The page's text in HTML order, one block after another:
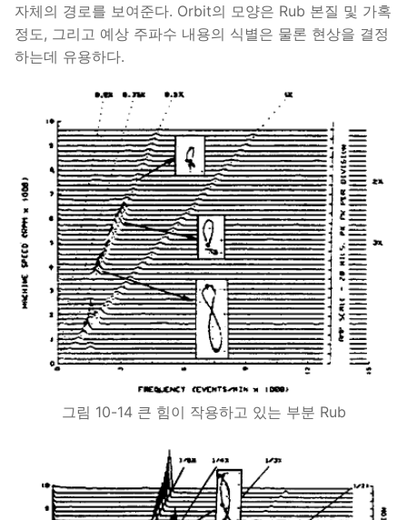
자체의 경로를 보여준다. Orbit의 모양은 Rub 본질 및 가혹
정도, 그리고 예상 주파수 내용의 식별은 물론 현상을 결정
하는데 유용하다.
그림 10-14 큰 힘이 작용하고 있는 부분 Rub